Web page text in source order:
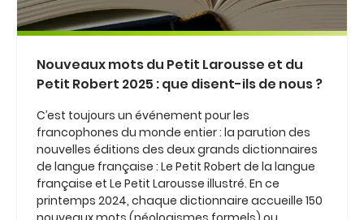
Nouveaux mots du Petit Larousse et du
Petit Robert 2025 : que disent-ils de nous ?
C’est toujours un événement pour les
francophones du monde entier : la parution des
nouvelles éditions des deux grands dictionnaires
de langue française : Le Petit Robert de la langue
française et Le Petit Larousse illustré. En ce
printemps 2024, chaque dictionnaire accueille 150